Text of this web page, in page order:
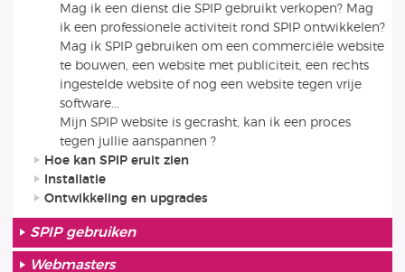
Mag ik een dienst die SPIP gebruikt verkopen? Mag
ik een professionele activiteit rond SPIP ontwikkelen?
Mag ik SPIP gebruiken om een commerciële website
te bouwen, een website met publiciteit, een rechts
ingestelde website of nog een website tegen vrije
software...
Mijn SPIP website is gecrasht, kan ik een proces
tegen jullie aanspannen ?
Hoe kan SPIP eruit zien
Installatie
Ontwikkeling en upgrades
SPIP gebruiken
Webmasters